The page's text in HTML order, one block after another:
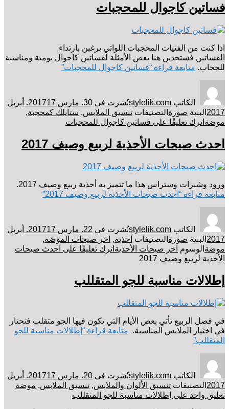
فساتين كاجوال للمحجبات
اذا كنت من الفتيات المحجبات اللواتي يرغبن بارتداء
الفساتين فستجدين هنا بعض الأمثلة لفساتين كاجوال يومية ومناسبة
للحجاب. متابعة قراءة “فساتين كاجوال للمحجبات”
الكاتب stylelik.comنُشرت في 30. مارس 2017
17. أبريل
2017 البنية صورة التصنيفات تنسيق الملابس, ستايلك كمحجبة,
موضة اترك تعليقًا على فساتين كاجوال للمحجبات
احدث صيحات الأحذية لربيع وصيف 2017
ورود وشبرات وستراس هذا ما تتميز به أحذية ربيع وصيف 2017.
متابعة قراءة “احدث صيحات الأحذية لربيع وصيف 2017”
الكاتب stylelik.comنُشرت في 22. مارس 2017
17. أبريل
2017 البنية صورة التصنيفات أحذية, اخر صيحات الموضة,
موضة الوسوم اخر صيحات الأحذية اترك تعليقًا على احدث صيحات
الأحذية لربيع وصيف 2017
إطلالات مناسبة للجو المتقللب
في فصل الربيع تأتي بعض الأيام التي يكون فيها الجو متقلب فنحتار
في اختيار الملابس المناسبة. متابعة قراءة “إطلالات مناسبة للجو
المتقللب”
الكاتب stylelik.comنُشرت في 20. مارس 2017
17. أبريل
2017 التصنيفات تنسيق الألوان والملابس, تنسيق الملابس, موضة
تعليق واحد على إطلالات مناسبة للجو المتقللب